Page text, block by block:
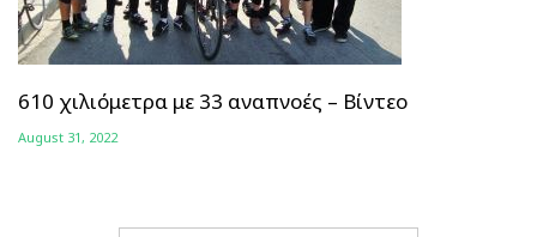
610 χιλιόμετρα με 33 αναπνοές – Βίντεο
August 31, 2022